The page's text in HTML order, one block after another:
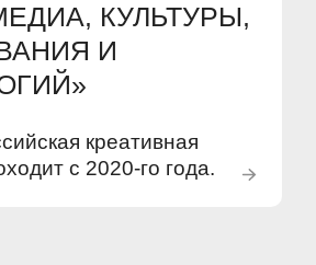
КУЛЬТУРЫ,
И
креативная
с 2020-го года.